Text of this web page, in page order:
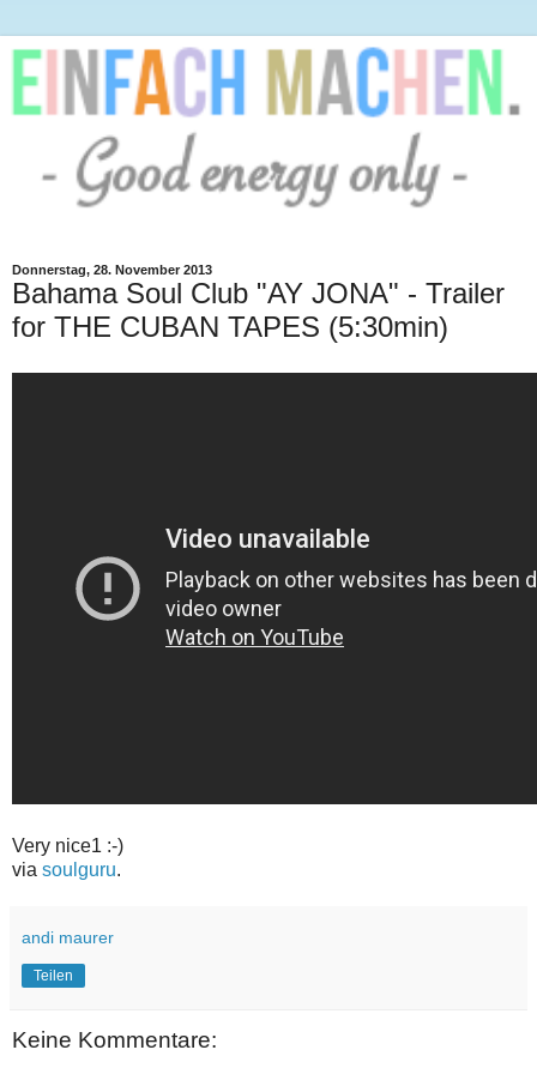
Donnerstag, 28. November 2013
Bahama Soul Club "AY JONA" - Trailer
for THE CUBAN TAPES (5:30min)
Very nice1 :-)
via soulguru.
andi maurer
Teilen
Keine Kommentare: